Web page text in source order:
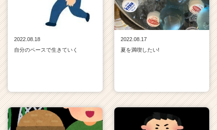
2022.08.18
自分のペースで生きていく
2022.08.17
夏を満喫したい!